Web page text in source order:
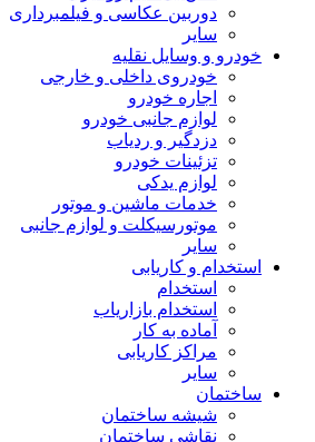
دوربین عکاسی و فیلمبرداری
سایر
خودرو و وسایل نقلیه
خودروی داخلی و خارجی
اجاره خودرو
لوازم جانبی خودرو
دزدگیر و ردیاب
تزئینات خودرو
لوازم یدکی
خدمات ماشین و موتور
موتورسیکلت و لوازم جانبی
سایر
استخدام و کاریابی
استخدام
استخدام بازاریاب
آماده به کار
مراکز کاریابی
سایر
ساختمان
شیشه ساختمان
نقاشی ساختمان